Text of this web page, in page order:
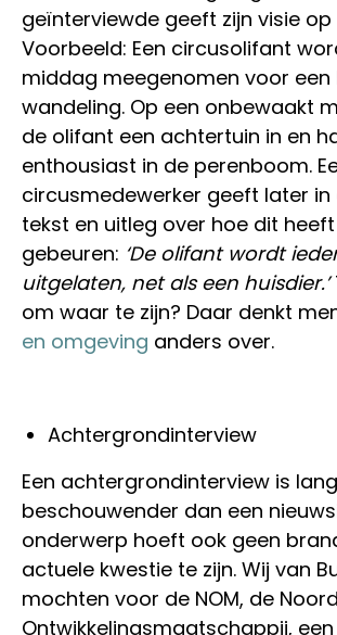
geïnterviewde geeft zijn visie op
Voorbeeld: Een circusolifant
middag meegenomen voor een
wandeling. Op een onbewaakt
de olifant een achtertuin in en
enthousiast in de perenboom.
circusmedewerker geeft later in
tekst en uitleg over hoe dit
gebeuren: ‘De olifant wordt
uitgelaten, net als een huisdier.’
om waar te zijn? Daar denkt
en omgeving anders over.
Achtergrondinterview
Een achtergrondinterview is
beschouwender dan een
onderwerp hoeft ook geen
actuele kwestie te zijn. Wij van
mochten voor de NOM, de
Ontwikkelingsmaatschappij,